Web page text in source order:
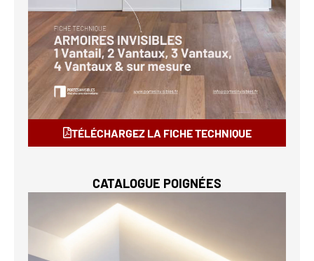
TÉLÉCHARGEZ LA FICHE TECHNIQUE
CATALOGUE POIGNÉES